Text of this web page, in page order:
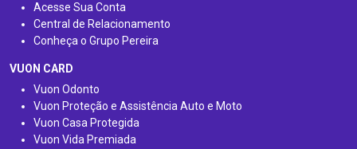
Acesse Sua Conta
Central de Relacionamento
Conheça o Grupo Pereira
VUON CARD
Vuon Odonto
Vuon Proteção e Assistência Auto e Moto
Vuon Casa Protegida
Vuon Vida Premiada